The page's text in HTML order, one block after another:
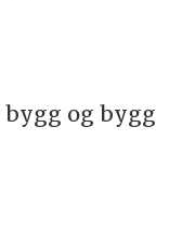
og bygg